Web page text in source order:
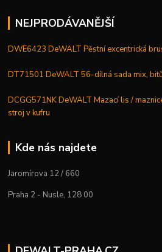
NEJPRODÁVANĚJŠÍ
DWE6423 DeWALT Pěstní excentrická
DT71501 DeWALT 56-dílná sada mix,
DCGG571NK DeWALT Mazací lis /
stroj v kufru
Kde nás najdete
Jaromírova 12 / 660
Praha 2 - Nusle, 128 00